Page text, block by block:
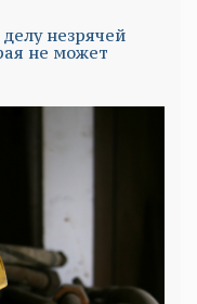
незрячей
не может